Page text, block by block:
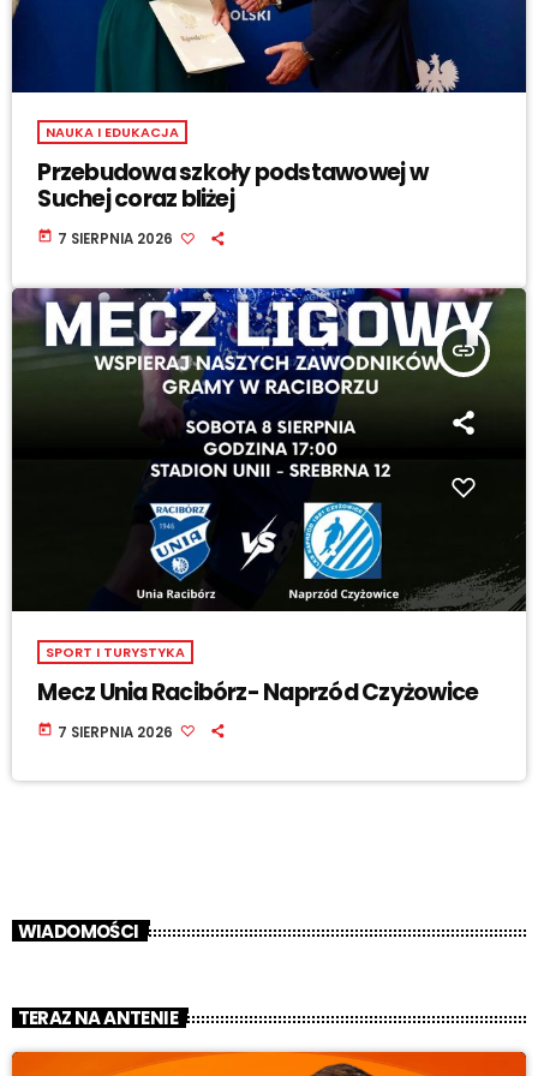
NAUKA I EDUKACJA
Przebudowa szkoły podstawowej w
Suchej coraz bliżej
today 7 SIERPNIA 2026
insert_link
SPORT I TURYSTYKA
Mecz Unia Racibórz- Naprzód Czyżowice
today 7 SIERPNIA 2026
WIADOMOŚCI
TERAZ NA ANTENIE